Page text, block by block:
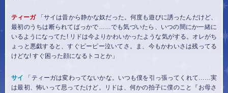
ティーガ
「サイは昔から静かな奴だった。何度も遊びに誘ったんだけど、
最初のうちは断られてばっかで……でも気づいたら、いつの間にか一緒に
いるようになってた! リドは今よりかわいかったような気がする。オレがち
ょっと悪戯すると、すぐピーピー泣いてさ。ま、今もかわいさは残ってる
けどな! すぐ困った顔になるトコとか」
サイ 「ティーガは変わってないかな。いつも僕を引っ張ってくれて……実
は最初、怖いって思ってたけど。リドは、何かの拍子に僕のこと『お母さ